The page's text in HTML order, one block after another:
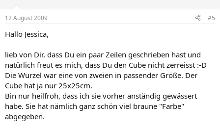
12 August 2009 #5
Hallo Jessica,
lieb von Dir, dass Du ein paar Zeilen geschrieben hast und
natürlich freut es mich, dass Du den Cube nicht zerreisst :-D
Die Wurzel war eine von zweien in passender Größe. Der
Cube hat ja nur 25x25cm.
Bin nur heilfroh, dass ich sie vorher anständig gewässert
habe. Sie hat nämlich ganz schön viel braune "Farbe"
abgegeben.